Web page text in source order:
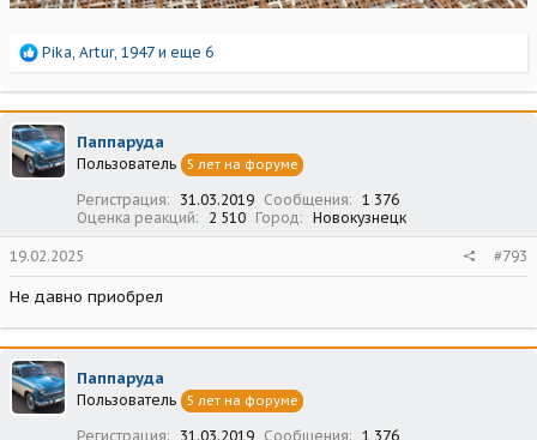
Р
а
к
ц
и
и
Pika Artur, 1947 и еще 6
Паппаруда
Пользователь 5 лет на форуме
Регистрация 31.03.2019 Сообщения
1 376
Оценка реакций
2 510 Город Новокузнецк
19.02.2025 #793
Не давно приобрел
Паппаруда
Пользователь 5 лет на форуме
Регистрация 31.03.2019 Сообщения
1 376